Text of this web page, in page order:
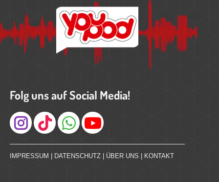
Folg uns auf Social Media!
Instagram
IMPRESSUM DATENSCHUTZ ÜBER UNS KONTAKT